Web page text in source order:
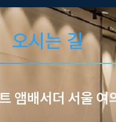
오시는 길
앰배서더 서울 여